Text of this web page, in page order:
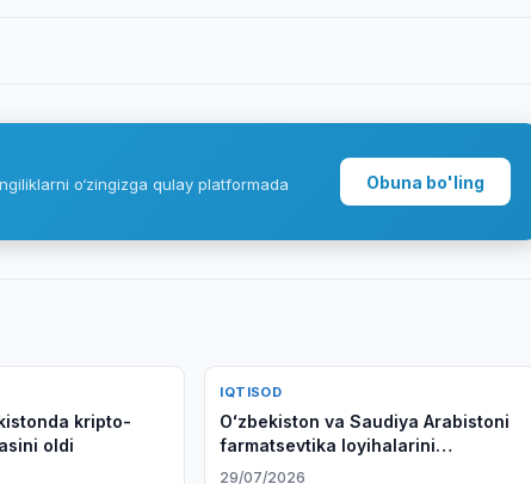
o‘zingizga qulay platformada
Obuna bo'ling
kripto-
oldi
IQTISOD
Oʻzbekiston va Saudiya Arabistoni
farmatsevtika loyihalarini
muhokama qilishdi
29/07/2026